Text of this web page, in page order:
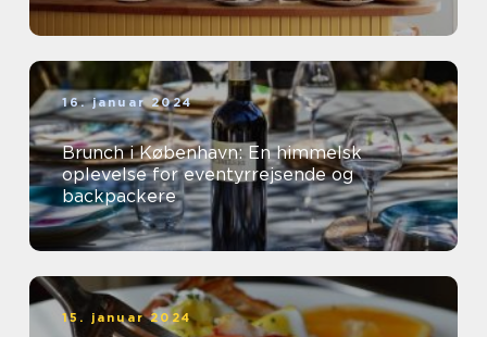
16. januar 2024
Brunch i København: En himmelsk
oplevelse for eventyrrejsende og
backpackere
15. januar 2024